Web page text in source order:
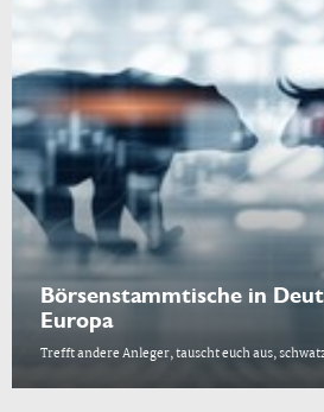
Börsenstammtische in
Europa
Trefft andere Anleger, tauscht euch aus,